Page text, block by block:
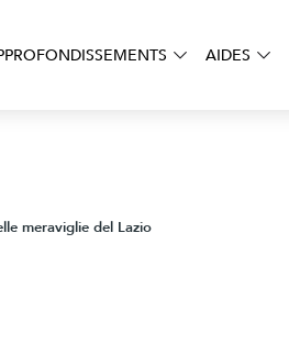
AIDES
meraviglie del Lazio